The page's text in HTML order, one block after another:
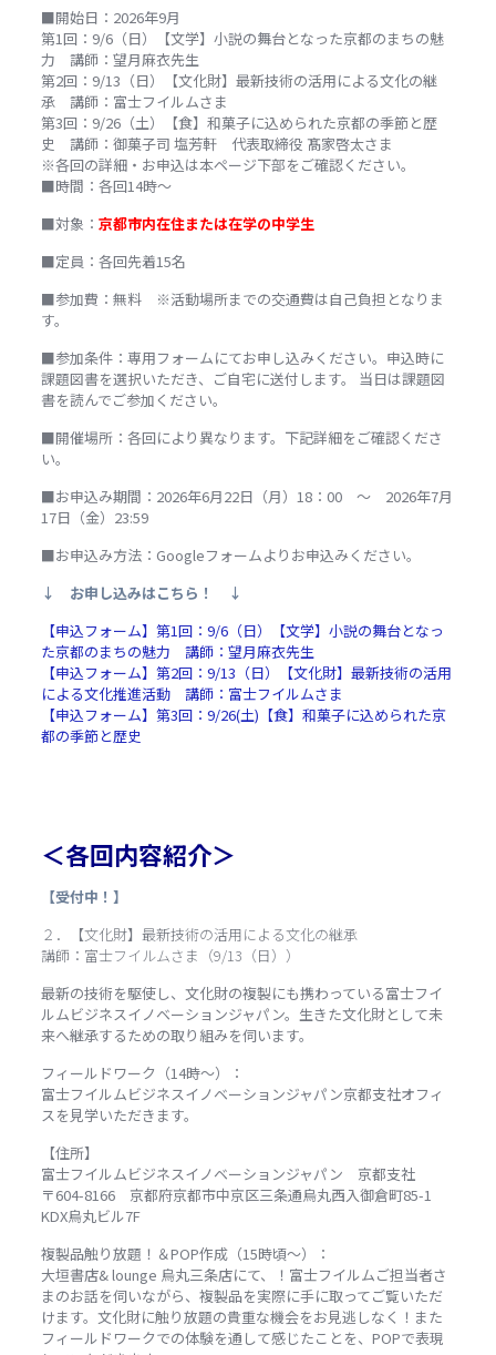
■開始日：2026年9月
第1回：9/6（日）【文学】小説の舞台となった京都のまちの魅
力 講師：望月麻衣先生
第2回：9/13（日）【文化財】最新技術の活用による文化の継
承 講師：富士フイルムさま
第3回：9/26（土）【食】和菓子に込められた京都の季節と歴
史 講師：御菓子司 塩芳軒 代表取締役 髙家啓太さま
※各回の詳細・お申込は本ページ下部をご確認ください。
■時間：各回14時～
■対象： 京都市内在住または在学の中学生
■定員：各回先着15名
■参加費：無料 ※活動場所までの交通費は自己負担となりま
す。
■参加条件：専用フォームにてお申し込みください。申込時に
課題図書を選択いただき、ご自宅に送付します。 当日は課題図
書を読んでご参加ください。
■開催場所：各回により異なります。下記詳細をご確認くださ
い。
■お申込み期間：2026年6月22日（月）18：00 ～ 2026年7月
17日（金）23:59
■お申込み方法：Googleフォームよりお申込みください。
↓ お申し込みはこちら！ ↓
【申込フォーム】第1回：9/6（日）【文学】小説の舞台となっ
た京都のまちの魅力 講師：望月麻衣先生
【申込フォーム】第2回：9/13（日）【文化財】最新技術の活用
による文化推進活動 講師：富士フイルムさま
【申込フォーム】第3回：9/26(土) 【食】和菓子に込められた京
都の季節と歴史
＜各回内容紹介＞
【受付中！】
２．【文化財】最新技術の活用による文化の継承
講師：富士フイルムさま（9/13（日））
最新の技術を駆使し、文化財の複製にも携わっている富士フイ
ルムビジネスイノベーションジャパン。生きた文化財として未
来へ継承するための取り組みを伺います。
フィールドワーク（14時～）：
富士フイルムビジネスイノベーションジャパン京都支社オフィ
スを見学いただきます。
【住所】
富士フイルムビジネスイノベーションジャパン 京都支社
〒604-8166 京都府京都市中京区三条通烏丸西入御倉町85-1
KDX烏丸ビル7F
複製品触り放題！＆POP作成（15時頃～）：
大垣書店& lounge 烏丸三条店にて、！富士フイルムご担当者さ
まのお話を伺いながら、複製品を実際に手に取ってご覧いただ
けます。文化財に触り放題の貴重な機会をお見逃しなく！また
フィールドワークでの体験を通して感じたことを、POPで表現